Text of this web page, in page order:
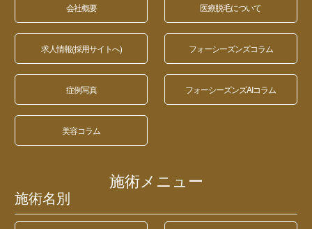
会社概要 医療脱毛について
求人情報(採用サイトへ) フォーシーズンズコラム
症例写真 フォーシーズンズAIコラム
美容コラム
施術メニュー
施術名別